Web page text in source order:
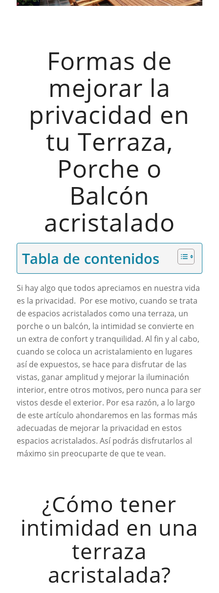
Formas de
mejorar la
privacidad en
tu Terraza,
Porche o
Balcón
acristalado
Tabla de contenidos
Si hay algo que todos apreciamos en nuestra vida
es la privacidad. Por ese motivo, cuando se trata
de espacios acristalados como una terraza, un
porche o un balcón, la intimidad se convierte en
un extra de confort y tranquilidad. Al fin y al cabo,
cuando se coloca un acristalamiento en lugares
así de expuestos, se hace para disfrutar de las
vistas, ganar amplitud y mejorar la iluminación
interior, entre otros motivos, pero nunca para ser
vistos desde el exterior. Por esa razón, a lo largo
de este artículo ahondaremos en las formas más
adecuadas de mejorar la privacidad en estos
espacios acristalados. Así podrás disfrutarlos al
máximo sin preocuparte de que te vean.
¿Cómo tener
intimidad en una
terraza
acristalada?